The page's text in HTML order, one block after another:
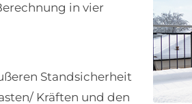
in vier
Standsicherheit
Kräften und den